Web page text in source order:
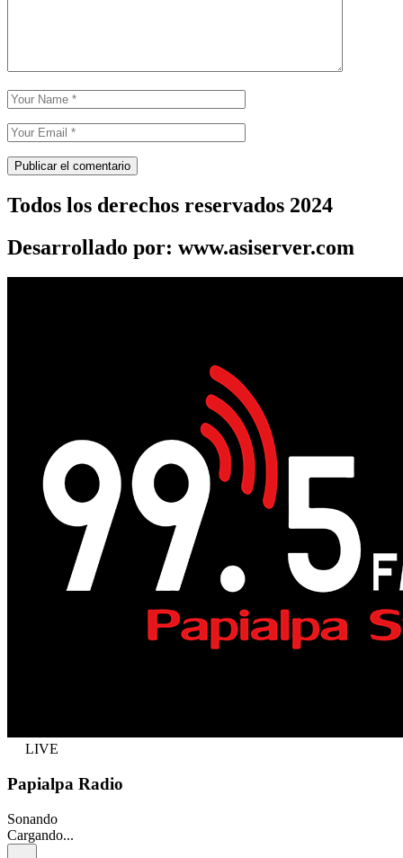
Todos los derechos reservados 2024
Desarrollado por: www.asiserver.com
LIVE
Papialpa Radio
Sonando
Cargando...